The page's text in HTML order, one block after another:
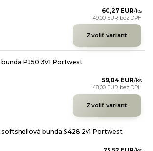
60,27 EUR/ks
49,00 EUR bez DPH
Zvoliť variant
bunda PJ50 3V1 Portwest
59,04 EUR/ks
48,00 EUR bez DPH
Zvoliť variant
softshellová bunda S428 2v1 Portwest